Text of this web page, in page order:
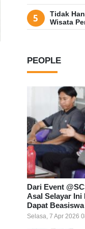
Tidak
Wisata
PEOPLE
Dari Event
Asal Selayar
Dapat
Selasa, 7 Apr 2026